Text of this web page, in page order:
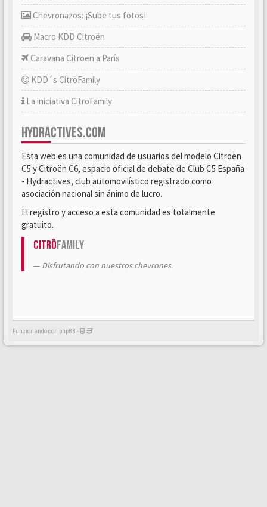
Chevronazos: ¡Sube tus fotos!
Macro KDD Citroën
Caravana Citroën a París
KDD´s CitröFamily
La iniciativa CitröFamily
HYDRACTIVES.COM
Esta web es una comunidad de usuarios del modelo Citroën
C5 y Citroën C6, espacio oficial de debate de Club C5 España
- Hydractives, club automovilístico registrado como
asociación nacional sin ánimo de lucro.
El registro y acceso a esta comunidad es totalmente
gratuito.
CitröFamily
Disfrutando con nuestros chevrones.
Funcionando con phpBB -